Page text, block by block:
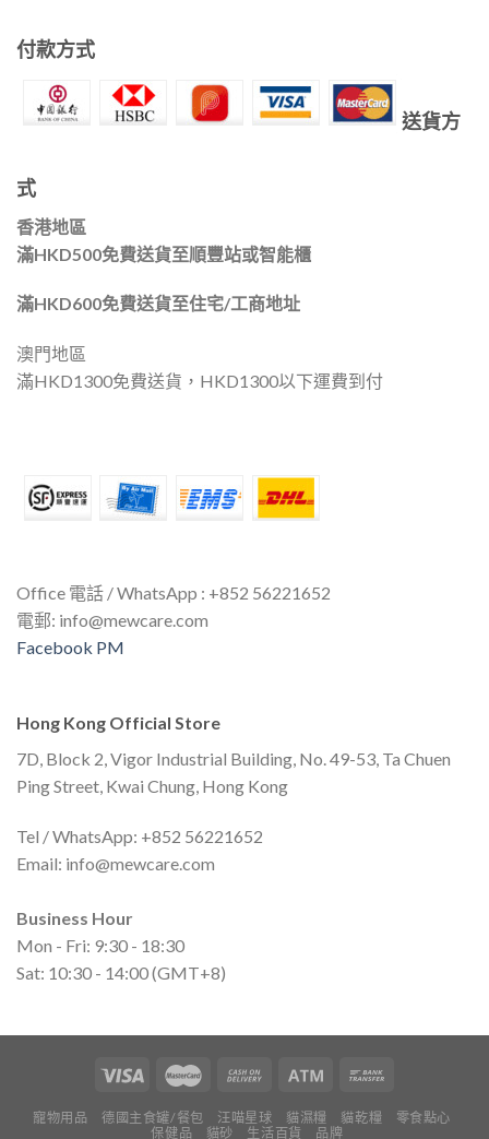
付款方式
送貨方
式
香港地區
滿HKD500免費送貨至順豐站或智能櫃
滿HKD600免費送貨至住宅/工商地址
澳門地區
滿HKD1300免費送貨，HKD1300以下運費到付
Office 電話 / WhatsApp : +852 56221652
電郵: info@mewcare.com
Facebook PM
Hong Kong Official Store
7D, Block 2, Vigor Industrial Building, No. 49-53, Ta Chuen
Ping Street, Kwai Chung, Hong Kong
Tel / WhatsApp: +852 56221652
Email: info@mewcare.com
Business Hour
Mon - Fri: 9:30 - 18:30
Sat: 10:30 - 14:00 (GMT+8)
寵物用品 德國主食罐/餐包 汪喵星球 貓濕糧 貓乾糧
零食點心
保健品
貓砂 生活百貨 品牌